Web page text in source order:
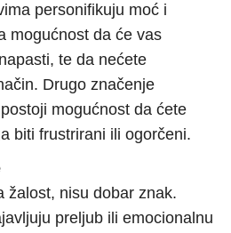
personifikuju moć i
mogućnost da će vas
te da nećete
Drugo značenje
mogućnost da ćete
biti frustrirani ili ogorčeni.
žalost, nisu dobar znak.
preljub ili emocionalnu